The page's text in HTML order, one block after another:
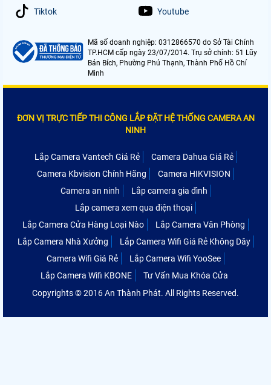
Tiktok Youtube
Mã số doanh nghiệp: 0312866570 do Sở Tài Chính
TP.HCM cấp ngày 23/07/2014. Trụ sở chính: 51 Lũy
Bán Bích, Phường Phú Thạnh, Thành Phố Hồ Chí
Minh
ĐƠN VỊ TRỰC TIẾP THI CÔNG LẮP ĐẶT HỆ THỐNG CAMERA AN
NINH
Lắp Camera Vantech Giá Rẻ
Camera Dahua Giá Rẻ
Camera Kbvision Chính Hãng
Camera HIKVISION
Camera an ninh
Lắp camera gia đình
Lắp camera xem qua điện thoại
Lắp Camera Cửa Hàng Loại Nào
Lắp Camera Văn Phòng
Lắp Camera Nhà Xưởng
Lắp Camera Wifi Giá Rẻ Không Dây
Camera Wifi Giá Rẻ
Lắp Camera Wifi YooSee
Lắp Camera Wifi KBONE
Tư Vấn Mua Khóa Cửa
Copyrights © 2016 An Thành Phát. All Rights Reserved.